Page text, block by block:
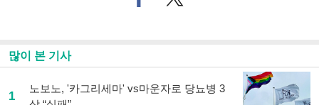
이
기
사
공
터로
많이 본 기사
1
노보노, '카그리세마' vs마운자로 당뇨병 3